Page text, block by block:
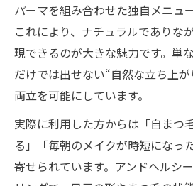
アンドヘルシーで叶える
訣
気になる相場や施術後の実
アンドヘルシー施術の
ント解説
エクステパーマ相場の
ーの特徴
アンドヘルシー施術後
パーマを組み合わせた独自メニュ
これにより、ナチュラルでありな
現できるのが大きな魅力です。単
だけでは出せない“自然な立ち上
両立を可能にしています。
実際に利用した方からは「自まつ
る」「毎朝のメイクが時短になっ
寄せられています。アンドヘルシ